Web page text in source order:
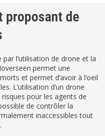
proposant de
l’utilisation de drone et la
permet une
et permet d’avoir à l’oeil
L’utilisation d’un drone
pour les agents de
de contrôler la
inaccessibles tout